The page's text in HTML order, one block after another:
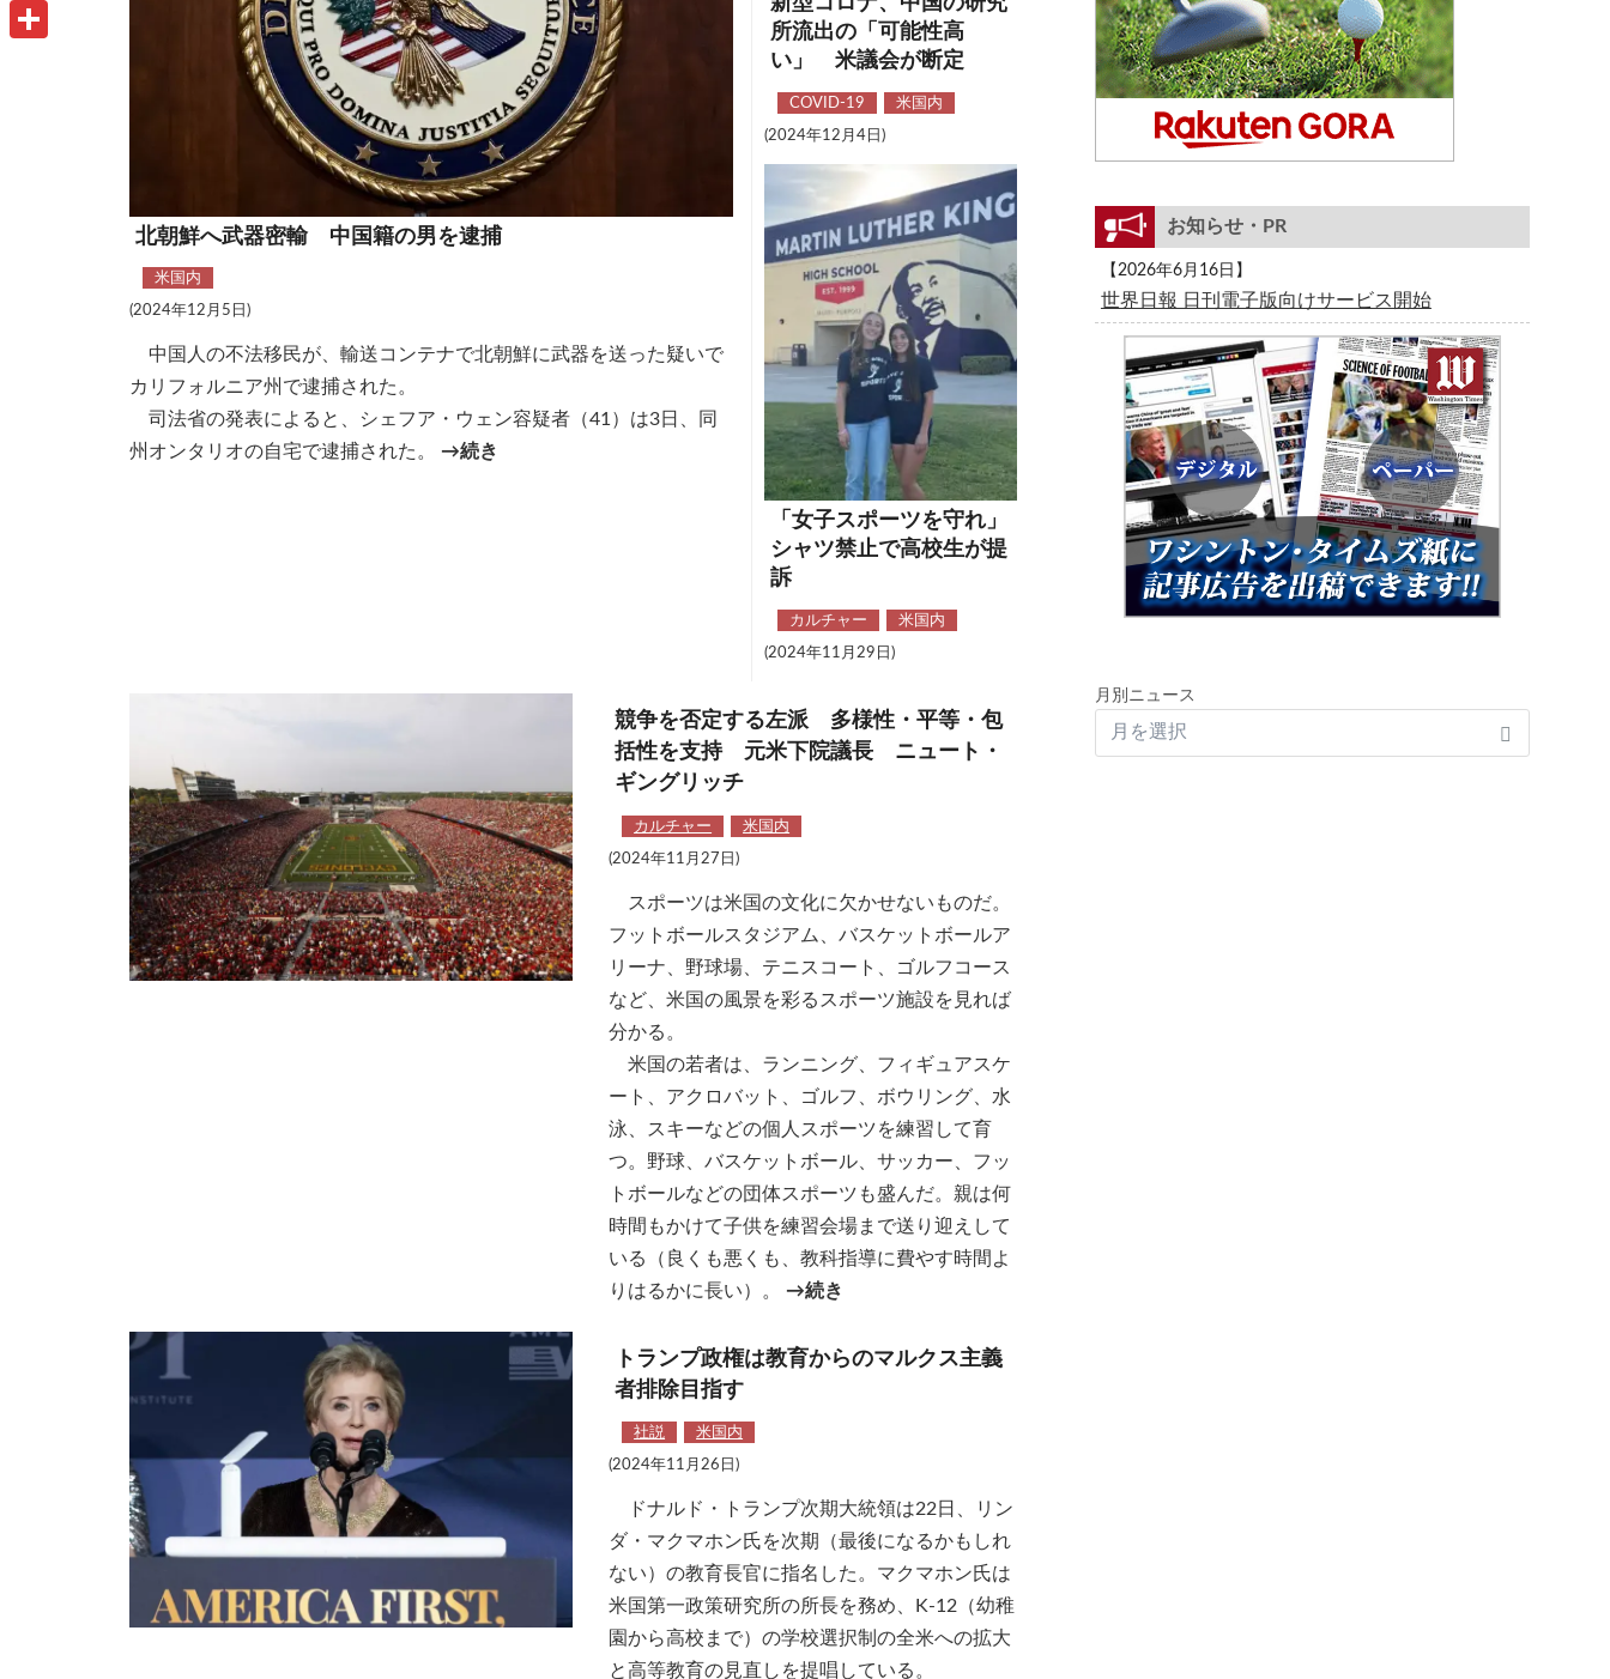
北朝鮮へ武器密輸 中国籍の男を逮捕
米国内
(2024年12月5日)
中国人の不法移民が、輸送コンテナで北朝鮮に武器を送った疑いで
カリフォルニア州で逮捕された。
司法省の発表によると、シェフア・ウェン容疑者（41）は3日、同
州オンタリオの自宅で逮捕された。→続き
所流出の「可能性高
い」 米議会が断定
COVID-19 米国内
(2024年12月4日)
「女子スポーツを守れ」
シャツ禁止で高校生が提
訴
カルチャー 米国内
(2024年11月29日)
競争を否定する左派 多様性・平等・包
括性を支持 元米下院議長 ニュート・
ギングリッチ
カルチャー 米国内
(2024年11月27日)
スポーツは米国の文化に欠かせないものだ。
フットボールスタジアム、バスケットボールア
リーナ、野球場、テニスコート、ゴルフコース
など、米国の風景を彩るスポーツ施設を見れば
分かる。
米国の若者は、ランニング、フィギュアスケ
ート、アクロバット、ゴルフ、ボウリング、水
泳、スキーなどの個人スポーツを練習して育
つ。野球、バスケットボール、サッカー、フッ
トボールなどの団体スポーツも盛んだ。親は何
時間もかけて子供を練習会場まで送り迎えして
いる（良くも悪くも、教科指導に費やす時間よ
りはるかに長い）。→続き
トランプ政権は教育からのマルクス主義
者排除目指す
社説 米国内
(2024年11月26日)
ドナルド・トランプ次期大統領は22日、リン
ダ・マクマホン氏を次期（最後になるかもしれ
ない）の教育長官に指名した。マクマホン氏は
米国第一政策研究所の所長を務め、K-12（幼稚
園から高校まで）の学校選択制の全米への拡大
と高等教育の見直しを提唱している。
お知らせ・PR
【2026年6月16日】
世界日報 日刊電子版向けサービス開始
月別ニュース
o
t
P